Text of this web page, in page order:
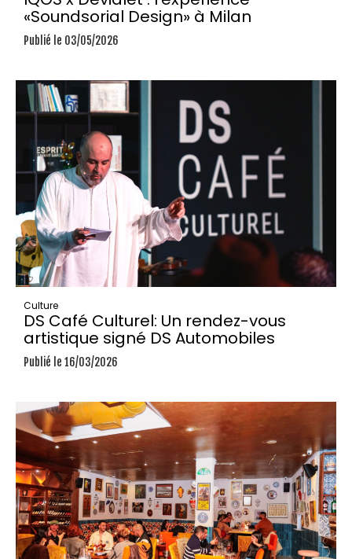
«Soundsorial Design» à Milan
Publié le 03/05/2026
Culture
DS Café Culturel: Un rendez-vous
artistique signé DS Automobiles
Publié le 16/03/2026